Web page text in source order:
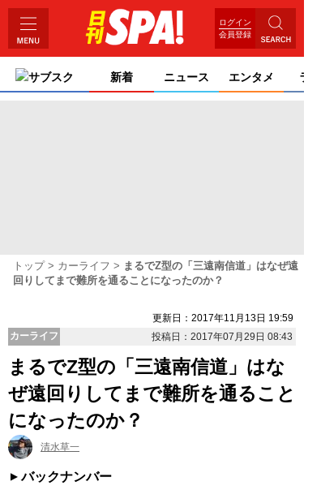
ログイン
会員登録
サブスク 新着 ニュース エンタメ ライ
トップ カーライフ
まるでZ型の「三遠南信道」はなぜ遠
回りしてまで難所を通ることになったのか？
更新日：2017年11月13日 19:59
カーライフ
投稿日：2017年07月29日 08:43
まるでZ型の「三遠南信道」はな
ぜ遠回りしてまで難所を通ること
になったのか？
清水草一
バックナンバー